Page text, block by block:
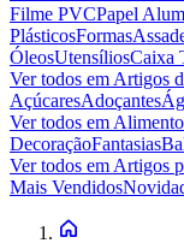
Filme PVCPapel
PlásticosFormas
ÓleosUtensíliosCaixa
Ver todos em Artigos
AçúcaresAdoçantes
Ver todos em
DecoraçãoFantasias
Ver todos em Artigos
Mais Vendidos